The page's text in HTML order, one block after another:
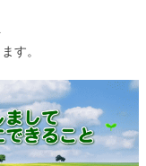
す。